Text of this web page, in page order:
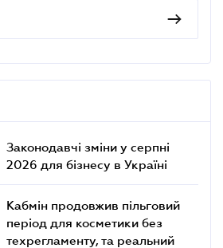
Законодавчі зміни у серпні
2026 для бізнесу в Україні
Кабмін продовжив пільговий
період для косметики без
техрегламенту, та реальний